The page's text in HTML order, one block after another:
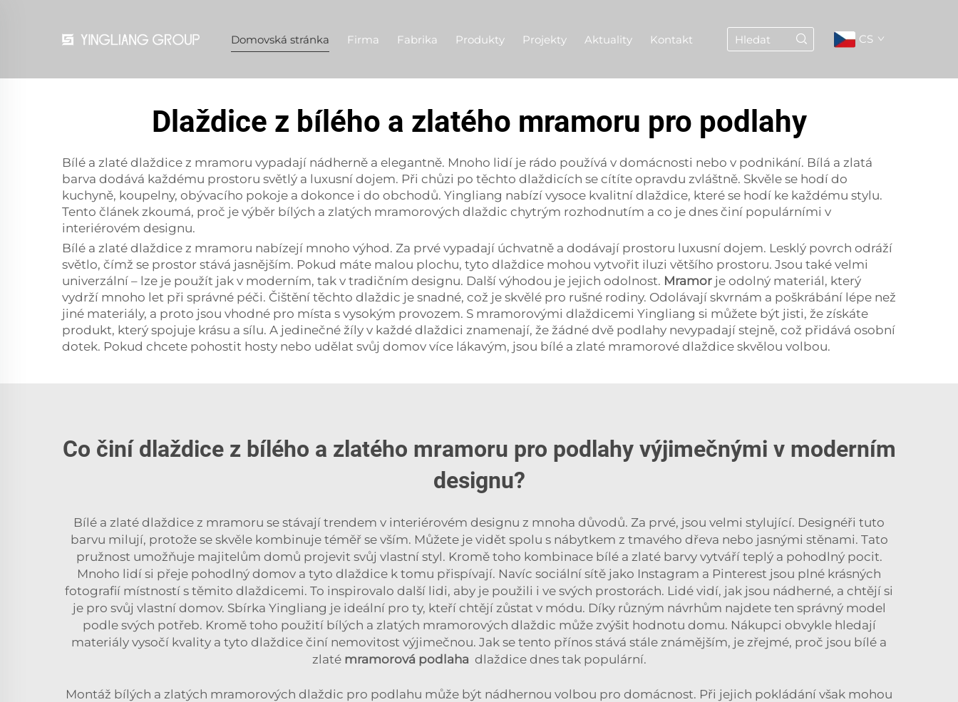
Domovská stránka Firma Fabrika Produkty Projekty Aktuality Kontakt CS
Dlaždice z bílého a zlatého mramoru pro podlahy
Bílé a zlaté dlaždice z mramoru vypadají nádherně a elegantně. Mnoho lidí je rádo používá v domácnosti nebo v podnikání. Bílá a zlatá
barva dodává každému prostoru světlý a luxusní dojem. Při chůzi po těchto dlaždicích se cítíte opravdu zvláštně. Skvěle se hodí do
kuchyně, koupelny, obývacího pokoje a dokonce i do obchodů. Yingliang nabízí vysoce kvalitní dlaždice, které se hodí ke každému stylu.
Tento článek zkoumá, proč je výběr bílých a zlatých mramorových dlaždic chytrým rozhodnutím a co je dnes činí populárními v
interiérovém designu.
Bílé a zlaté dlaždice z mramoru nabízejí mnoho výhod. Za prvé vypadají úchvatně a dodávají prostoru luxusní dojem. Lesklý povrch odráží
světlo, čímž se prostor stává jasnějším. Pokud máte malou plochu, tyto dlaždice mohou vytvořit iluzi většího prostoru. Jsou také velmi
univerzální – lze je použít jak v moderním, tak v tradičním designu. Další výhodou je jejich odolnost. Mramor je odolný materiál, který
vydrží mnoho let při správné péči. Čištění těchto dlaždic je snadné, což je skvělé pro rušné rodiny. Odolávají skvrnám a poškrábání lépe než
jiné materiály, a proto jsou vhodné pro místa s vysokým provozem. S mramorovými dlaždicemi Yingliang si můžete být jisti, že získáte
produkt, který spojuje krásu a sílu. A jedinečné žíly v každé dlaždici znamenají, že žádné dvě podlahy nevypadají stejně, což přidává osobní
dotek. Pokud chcete pohostit hosty nebo udělat svůj domov více lákavým, jsou bílé a zlaté mramorové dlaždice skvělou volbou.
Co činí dlaždice z bílého a zlatého mramoru pro podlahy výjimečnými v moderním
designu?
Bílé a zlaté dlaždice z mramoru se stávají trendem v interiérovém designu z mnoha důvodů. Za prvé, jsou velmi stylující. Designéři tuto
barvu milují, protože se skvěle kombinuje téměř se vším. Můžete je vidět spolu s nábytkem z tmavého dřeva nebo jasnými stěnami. Tato
pružnost umožňuje majitelům domů projevit svůj vlastní styl. Kromě toho kombinace bílé a zlaté barvy vytváří teplý a pohodlný pocit.
Mnoho lidí si přeje pohodlný domov a tyto dlaždice k tomu přispívají. Navíc sociální sítě jako Instagram a Pinterest jsou plné krásných
fotografií místností s těmito dlaždicemi. To inspirovalo další lidi, aby je použili i ve svých prostorách. Lidé vidí, jak jsou nádherné, a chtějí si
je pro svůj vlastní domov. Sbírka Yingliang je ideální pro ty, kteří chtějí zůstat v módu. Díky různým návrhům najdete ten správný model
podle svých potřeb. Kromě toho použití bílých a zlatých mramorových dlaždic může zvýšit hodnotu domu. Nákupci obvykle hledají
materiály vysočí kvality a tyto dlaždice činí nemovitost výjimečnou. Jak se tento přínos stává stále známějším, je zřejmé, proč jsou bílé a
zlaté mramorová podlaha dlaždice dnes tak populární.
Montáž bílých a zlatých mramorových dlaždic pro podlahu může být nádhernou volbou pro domácnost. Při jejich pokládání však mohou